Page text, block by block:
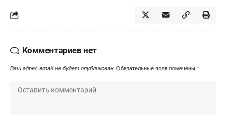
Комментариев нет
Ваш адрес email не будет опубликован. Обязательные поля помечены *